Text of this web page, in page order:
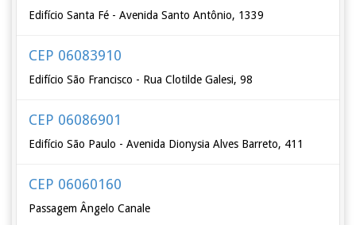
Edifício Santa Fé - Avenida Santo Antônio, 1339
CEP 06083910
Edifício São Francisco - Rua Clotilde Galesi, 98
CEP 06086901
Edifício São Paulo - Avenida Dionysia Alves Barreto, 411
CEP 06060160
Passagem Ângelo Canale